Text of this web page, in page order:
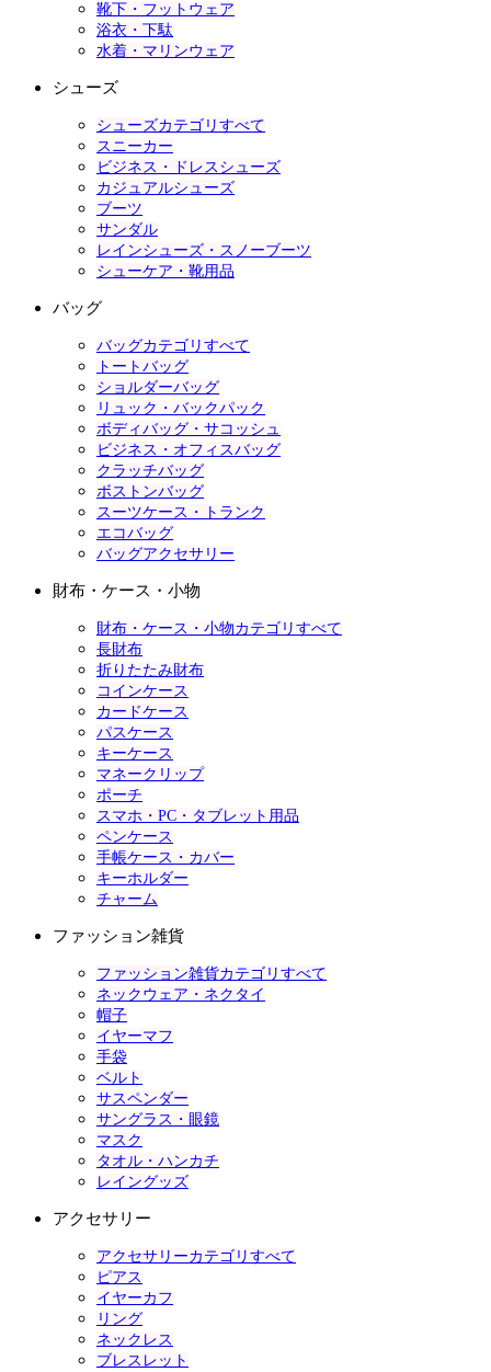
靴下・フットウェア
浴衣・下駄
水着・マリンウェア
シューズ
シューズカテゴリすべて
スニーカー
ビジネス・ドレスシューズ
カジュアルシューズ
ブーツ
サンダル
レインシューズ・スノーブーツ
シューケア・靴用品
バッグ
バッグカテゴリすべて
トートバッグ
ショルダーバッグ
リュック・バックパック
ボディバッグ・サコッシュ
ビジネス・オフィスバッグ
クラッチバッグ
ボストンバッグ
スーツケース・トランク
エコバッグ
バッグアクセサリー
財布・ケース・小物
財布・ケース・小物カテゴリすべて
長財布
折りたたみ財布
コインケース
カードケース
パスケース
キーケース
マネークリップ
ポーチ
スマホ・PC・タブレット用品
ペンケース
手帳ケース・カバー
キーホルダー
チャーム
ファッション雑貨
ファッション雑貨カテゴリすべて
ネックウェア・ネクタイ
帽子
イヤーマフ
手袋
ベルト
サスペンダー
サングラス・眼鏡
マスク
タオル・ハンカチ
レイングッズ
アクセサリー
アクセサリーカテゴリすべて
ピアス
イヤーカフ
リング
ネックレス
ブレスレット